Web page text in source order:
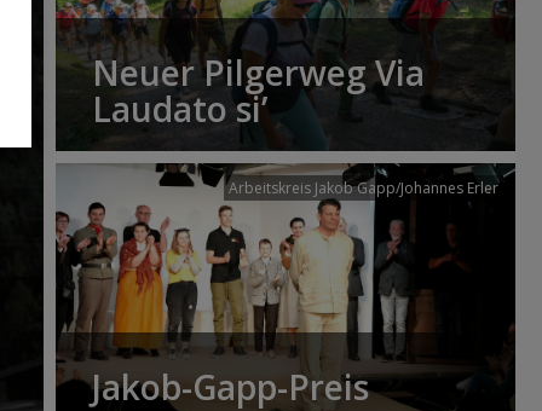
Neuer Pilgerweg Via
Laudato si’
Arbeitskreis Jakob Gapp/Johannes Erler
Jakob-Gapp-Preis